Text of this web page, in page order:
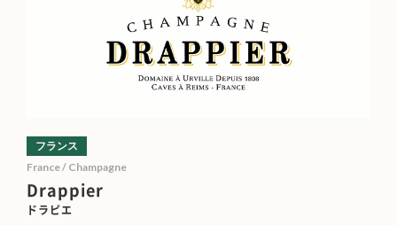
Drappier
ドラピエ
フランス
France / Champagne